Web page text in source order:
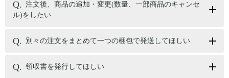
注文後、商品の追加・変更(数量、一部商品のキャンセ
ル)をしたい
別々の注文をまとめて一つの梱包で発送してほしい
領収書を発行してほしい